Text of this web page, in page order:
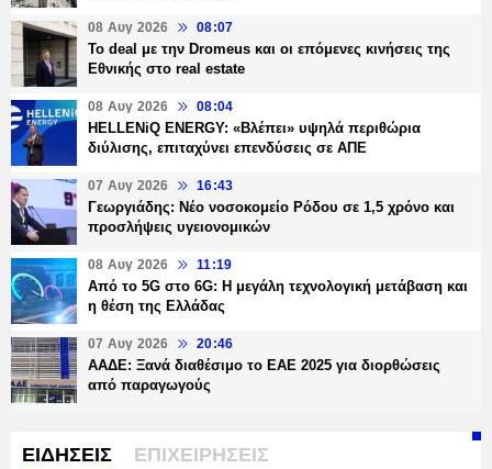
08 Αυγ 2026 08:07
Το deal με την Dromeus και οι επόμενες κινήσεις της
Εθνικής στο real estate
08 Αυγ 2026 08:04
HELLENiQ ENERGY: «Βλέπει» υψηλά περιθώρια
διύλισης, επιταχύνει επενδύσεις σε ΑΠΕ
07 Αυγ 2026 16:43
Γεωργιάδης: Νέο νοσοκομείο Ρόδου σε 1,5 χρόνο και
προσλήψεις υγειονομικών
08 Αυγ 2026 11:19
Από το 5G στο 6G: Η μεγάλη τεχνολογική μετάβαση και
η θέση της Ελλάδας
07 Αυγ 2026 20:46
ΑΑΔΕ: Ξανά διαθέσιμο το ΕΑΕ 2025 για διορθώσεις
από παραγωγούς
ΕΙΔΗΣΕΙΣ ΕΠΙΧΕΙΡΗΣΕΙΣ